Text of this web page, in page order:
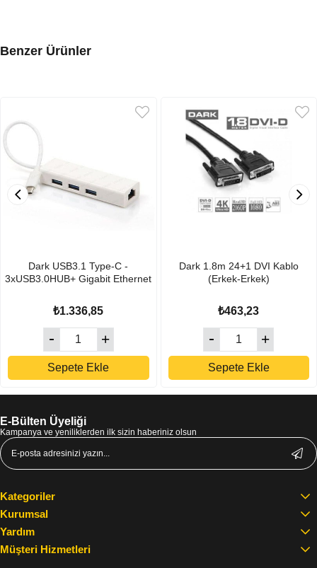
Benzer Ürünler
Dark USB3.1 Type-C -
3xUSB3.0HUB+ Gigabit Ethernet
₺1.336,85
Sepete Ekle
Dark 1.8m 24+1 DVI Kablo
(Erkek-Erkek)
₺463,23
Sepete Ekle
E-Bülten Üyeliği
Kampanya ve yeniliklerden ilk sizin haberiniz olsun
Kategoriler
Kurumsal
Yardım
Müşteri Hizmetleri